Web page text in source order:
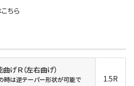
ちら
げＲ（左右曲げ）
時は逆テーパー形状が可能で
1.5R